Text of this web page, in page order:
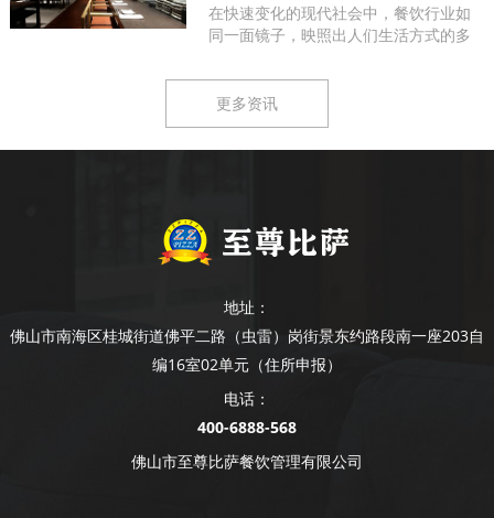
在快速变化的现代社会中，餐饮行业如
同一面镜子，映照出人们生活方式的多
更多资讯
地址：
佛山市南海区桂城街道佛平二路（虫雷）岗街景东约路段南一座203自
编16室02单元（住所申报）
电话：
400-6888-568
佛山市至尊比萨餐饮管理有限公司